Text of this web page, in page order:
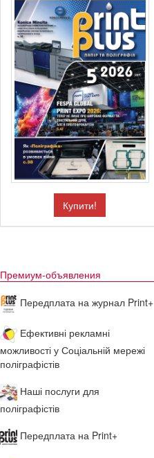
Купити!
Премиум-объявления
Передплата на журнал Print+
Ефективні рекламні
можливості у Соціальній мережі
поліграфістів
Наші послуги для
поліграфістів
Передплата на Print+